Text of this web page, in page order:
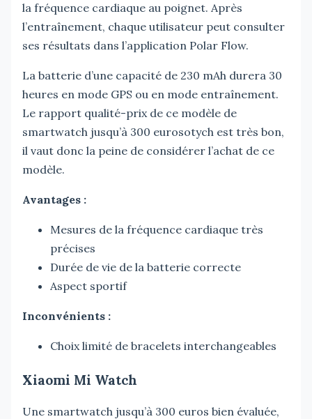
la fréquence cardiaque au poignet. Après
l’entraînement, chaque utilisateur peut consulter
ses résultats dans l’application Polar Flow.
La batterie d’une capacité de 230 mAh durera 30
heures en mode GPS ou en mode entraînement.
Le rapport qualité-prix de ce modèle de
smartwatch jusqu’à 300 eurosotych est très bon,
il vaut donc la peine de considérer l’achat de ce
modèle.
Avantages :
Mesures de la fréquence cardiaque très
précises
Durée de vie de la batterie correcte
Aspect sportif
Inconvénients :
Choix limité de bracelets interchangeables
Xiaomi Mi Watch
Une smartwatch jusqu’à 300 euros bien évaluée,